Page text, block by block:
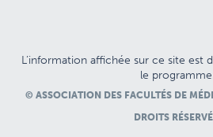
L’information affichée sur ce site est
le
© ASSOCIATION DES FACULTÉS DE
DROITS